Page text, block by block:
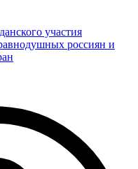
участия
россиян и